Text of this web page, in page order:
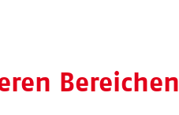
Bereichen